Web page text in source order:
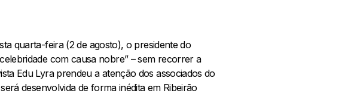
quarta-feira (2 de agosto), o presidente do
com causa nobre” – sem recorrer a
Edu Lyra prendeu a atenção dos associados do
desenvolvida de forma inédita em Ribeirão